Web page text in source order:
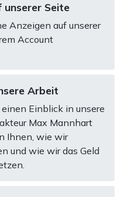
unserer Seite
Anzeigen auf unserer
Account
Arbeit
Einblick in unsere
Max Mannhart
Ihnen, wie wir
und wie wir das Geld